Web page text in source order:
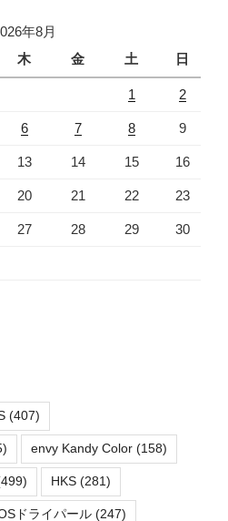
年8月
木 金 土 日
1 2
6 7 8 9
13 14 15 16
20 21 22 23
27 28 29 30
(407)
envy Kandy Color (158)
HKS (281)
ドライパール (247)